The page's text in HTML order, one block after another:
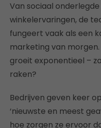
Van sociaal
winkelervaringen, de
fungeert vaak als een
marketing van
groeit exponentieel –
raken?
Bedrijven geven keer
‘nieuwste en meest
hoe zorgen ze ervoor